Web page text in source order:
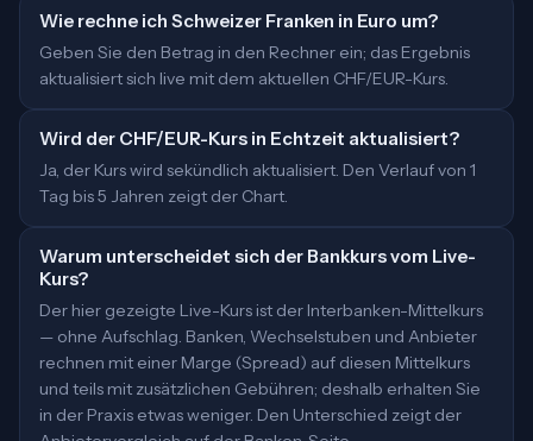
Wie rechne ich Schweizer Franken in Euro um?
Geben Sie den Betrag in den Rechner ein; das Ergebnis
aktualisiert sich live mit dem aktuellen CHF/EUR-Kurs.
Wird der CHF/EUR-Kurs in Echtzeit aktualisiert?
Ja, der Kurs wird sekündlich aktualisiert. Den Verlauf von 1
Tag bis 5 Jahren zeigt der Chart.
Warum unterscheidet sich der Bankkurs vom Live-
Kurs?
Der hier gezeigte Live-Kurs ist der Interbanken-Mittelkurs
— ohne Aufschlag. Banken, Wechselstuben und Anbieter
rechnen mit einer Marge (Spread) auf diesen Mittelkurs
und teils mit zusätzlichen Gebühren; deshalb erhalten Sie
in der Praxis etwas weniger. Den Unterschied zeigt der